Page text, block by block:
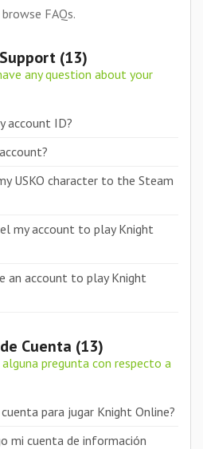
FAQs.
(13)
any question about your
account ID?
USKO character to the Steam
my account to play Knight
an account to play Knight
Cuenta (13)
pregunta con respecto a
para jugar Knight Online?
mi cuenta de información